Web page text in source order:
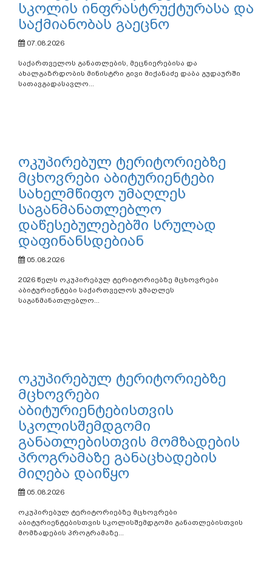
სკოლის ინფრასტრუქტურასა და
საქმიანობას გაეცნო
07.08.2026
საქართველოს განათლების, მეცნიერებისა და
ახალგაზრდობის მინისტრი გივი მიქანაძე დაბა გუდაურში
სათავგადასავლო...
ოკუპირებულ ტერიტორიებზე
მცხოვრები აბიტურიენტები
სახელმწიფო უმაღლეს
საგანმანათლებლო
დაწესებულებებში სრულად
დაფინანსდებიან
2026 წელს ოკუპირებულ ტერიტორიებზე მცხოვრები
აბიტურიენტები საქართველოს უმაღლეს